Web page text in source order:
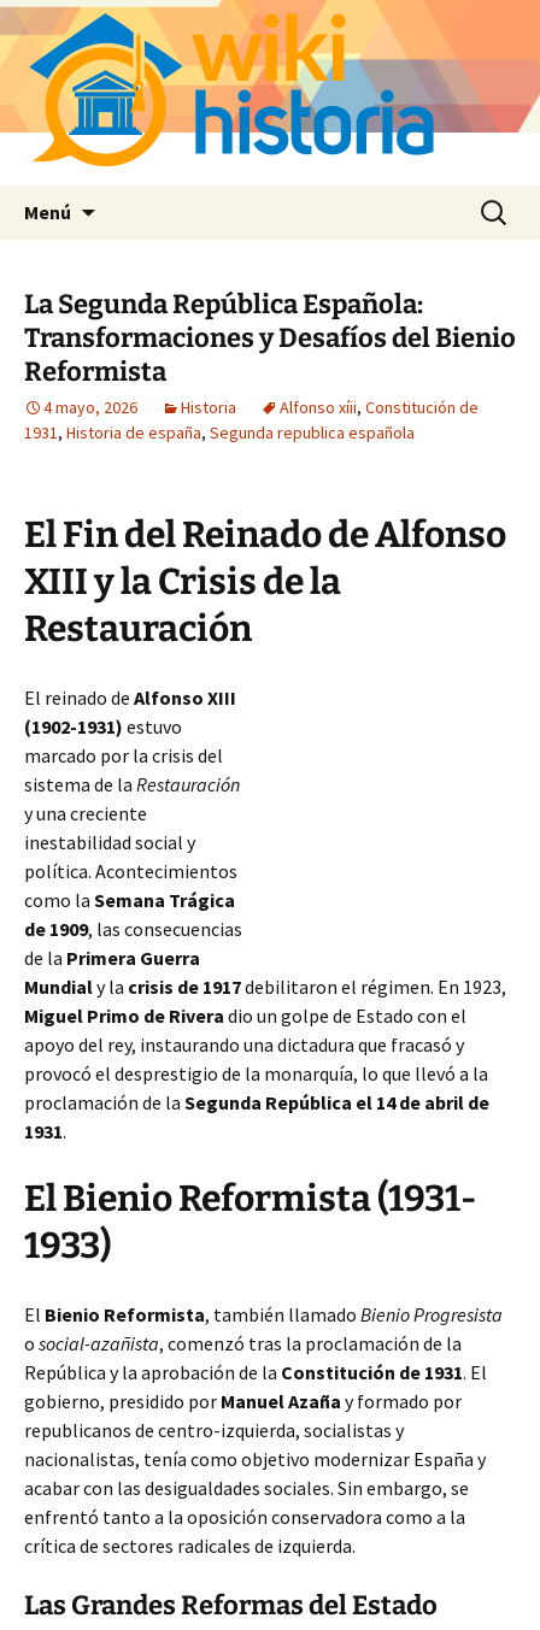
Menú Buscar:
La Segunda República Española:
Transformaciones y Desafíos del Bienio
Reformista
4 mayo, 2026 Historia Alfonso xíii, Constitución de
1931, Historia de españa, Segunda republica española
El Fin del Reinado de Alfonso
XIII y la Crisis de la
Restauración
El reinado de Alfonso XIII
(1902-1931) estuvo
marcado por la crisis del
sistema de la Restauración
y una creciente
inestabilidad social y
política. Acontecimientos
como la Semana Trágica
de 1909, las consecuencias
de la Primera Guerra
Mundialy la crisis de 1917debilitaron el régimen. En 1923,
Miguel Primo de Rivera dio un golpe de Estado con el
apoyo del rey, instaurando una dictadura que fracasó y
provocó el desprestigio de la monarquía, lo que llevó a la
proclamación de la Segunda República el 14 de abril de
1931.
El Bienio Reformista (1931-
1933)
El Bienio Reformista, también llamado Bienio Progresista
o social-azañista, comenzó tras la proclamación de la
República y la aprobación de la Constitución de 1931. El
gobierno, presidido por Manuel Azaña y formado por
republicanos de centro-izquierda, socialistas y
nacionalistas, tenía como objetivo modernizar España y
acabar con las desigualdades sociales. Sin embargo, se
enfrentó tanto a la oposición conservadora como a la
crítica de sectores radicales de izquierda.
Las Grandes Reformas del Estado